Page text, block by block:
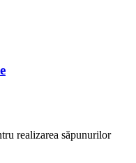
realizarea săpunurilor